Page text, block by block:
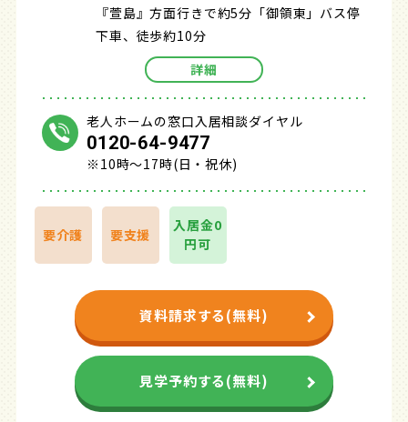
『萱島』方面行きで約5分「御領東」バス停
下車、徒歩約10分
詳細
老人ホームの窓口入居相談ダイヤル
0120-64-9477
※10時～17時(日・祝休)
要介護 要支援
入居金0
円可
資料請求する(無料)
見学予約する(無料)